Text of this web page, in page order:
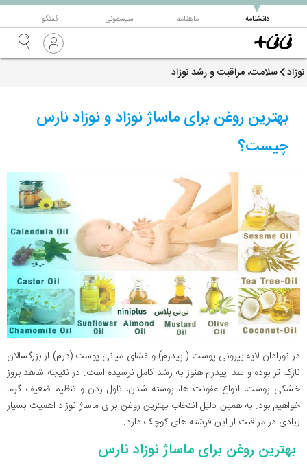
دانشنامه
▼ ماهنامه سیسمونی گفتگو
نوزاد سلامت، مراقبت و رشد نوزاد
بهترین روغن برای ماساژ نوزاد و نوزاد نارس
چیست؟
در نوزادان لایه بیرونی پوست (اپیدرم) و غشای میانی پوست (درم) از بزرگسالان
نازک تر بوده و سد اپیدرم هنوز به رشد کامل نرسیده است. در نتیجه شاهد بروز
خشکی پوست، انواع عفونت ها، پوسته شدن، تاول زدن و تنظیم ضعیف گرما
خواهیم بود. به همین دلیل انتخاب بهترین روغن برای ماساژ نوزاد اهمیت بسیار
زیادی در مراقبت از این فرشته های کوچک دارد.
بهترین روغن برای ماساژ نوزاد نارس